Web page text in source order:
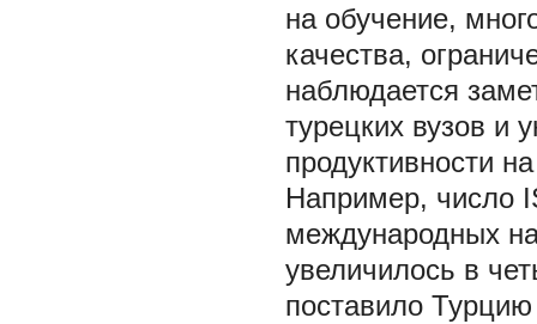
на обучение,
качества,
наблюдается
турецких вузов и
продуктивности
Например, число
международных
увеличилось в
поставило